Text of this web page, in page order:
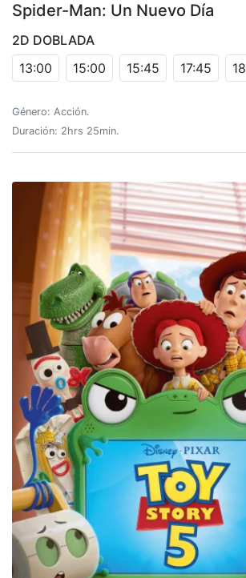
Spider-Man: Un Nuevo Día
2D DOBLADA
13:00
15:00 15:45 17:45
Género: Acción.
Duración: 2hrs 25min.